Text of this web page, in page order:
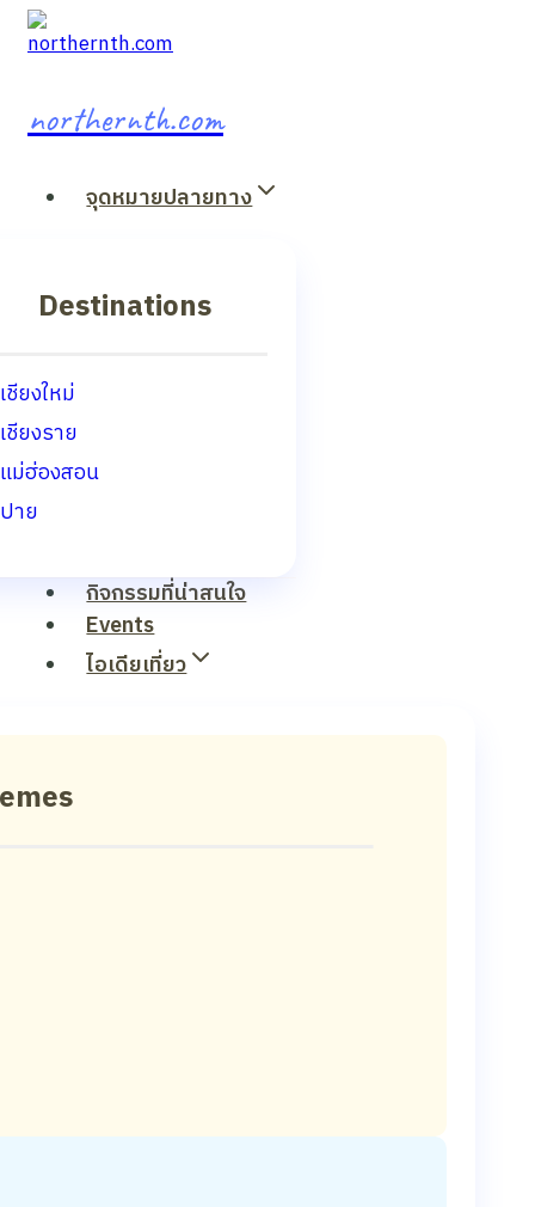
Skip
northernth.com
จุดหมายปลายทาง
Destinations
เชียงใหม่
เชียงราย
แม่ฮ่องสอน
ปาย
กิจกรรมที่น่าสนใจ
Events
ไอเดียเที่ยว